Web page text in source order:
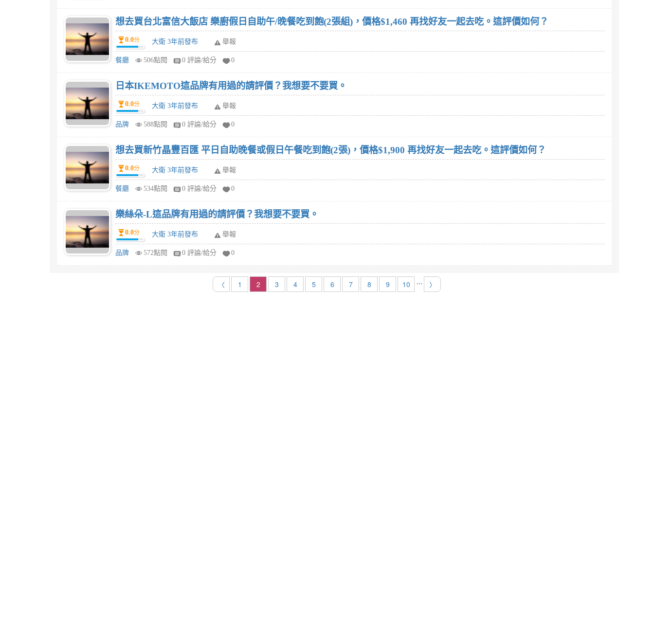
想去買台北富信大飯店 樂廚假日自助午/晚餐吃到飽(2張組)，價格$1,460 再找好友一起去吃。這評價如何？
0.0分 大衛 3年前發布 舉報
餐廳 506點閱 0 評論/給分 0
日本IKEMOTO這品牌有用過的請評價？我想要不要買。
0.0分 大衛 3年前發布 舉報
品牌 588點閱 0 評論/給分 0
想去買新竹晶豐百匯 平日自助晚餐或假日午餐吃到飽(2張)，價格$1,900 再找好友一起去吃。這評價如何？
0.0分 大衛 3年前發布 舉報
餐廳 534點閱 0 評論/給分 0
樂絲朵-L這品牌有用過的請評價？我想要不要買。
0.0分 大衛 3年前發布 舉報
品牌 572點閱 0 評論/給分 0
〈 1 2 3 4 5 6 7 8 9 10 ... 〉